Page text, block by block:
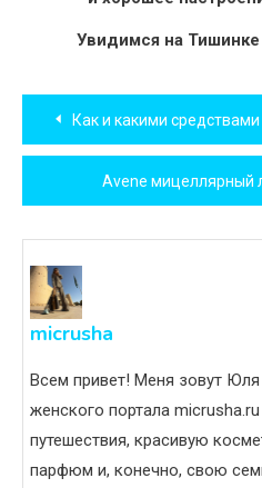
Увидимся на Тишинке
Навигация
по
записям
Как и какими средствами
Avene мицеллярный
micrusha
Всем привет! Меня зовут Юля
женского портала
путешествия, красивую
парфюм и, конечно, свою